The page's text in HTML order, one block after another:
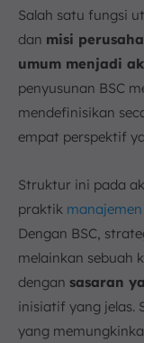
Salah satu fungsi
dan misi
umum menjadi
penyusunan BSC
mendefinisikan
empat perspektif
Struktur ini pada
praktik
Dengan BSC,
melainkan sebuah
dengan sasaran
inisiatif yang jelas.
yang